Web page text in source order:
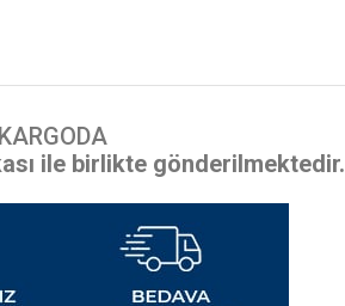
ile birlikte gönderilmektedir.